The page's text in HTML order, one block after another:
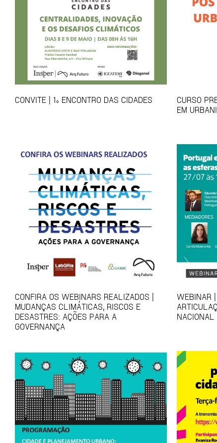
CONVITE | 1º ENCONTRO DAS CIDADES
CURSO
EM
CONFIRA OS WEBINARS REALIZADOS |
MUDANÇAS CLIMÁTICAS, RISCOS E
DESASTRES: AÇÕES PARA A
GOVERNANÇA
WEBINAR
NACIONAL